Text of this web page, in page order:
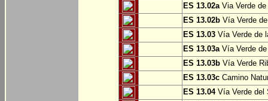
ES 13.02aVia Verde de
ES 13.02b Vía Verde
ES 13.03 Vía Verde de
ES 13.03aVía Verde de
ES 13.03b Vía Verde
ES 13.03c Camino
ES 13.04Vía Verde del